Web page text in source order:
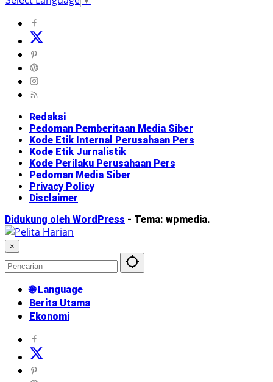
Redaksi
Pedoman Pemberitaan Media Siber
Kode Etik Internal Perusahaan Pers
Kode Etik Jurnalistik
Kode Perilaku Perusahaan Pers
Pedoman Media Siber
Privacy Policy
Disclaimer
Didukung oleh WordPress - Tema: wpmedia.
×
🌐 Language
Berita Utama
Ekonomi